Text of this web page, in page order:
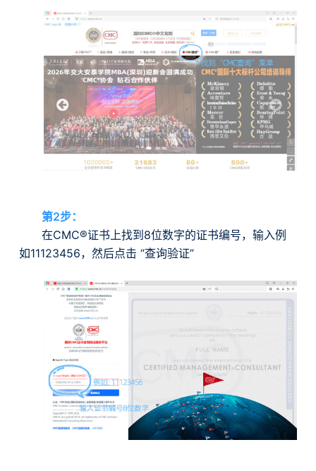
第2步：
在CMC®证书上找到8位数字的证书编号，输入例
如11123456，然后点击 “查询验证”